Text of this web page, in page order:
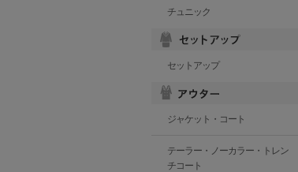
チュニック
セットアップ
ジャケット・コート
テーラー・ノーカラー・トレン
チコート